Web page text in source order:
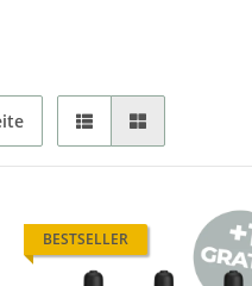
BESTSELLER